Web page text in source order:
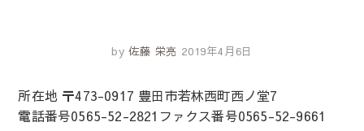
by 佐藤 栄亮 2019年4月6日
所在地 〒473-0917 豊田市若林西町西ノ堂7
電話番号0565-52-2821ファクス番号0565-52-9661